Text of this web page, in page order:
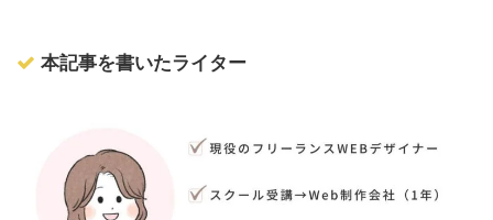
本記事を書いたライター